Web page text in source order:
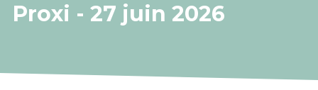
Proxi - 27 juin 2026